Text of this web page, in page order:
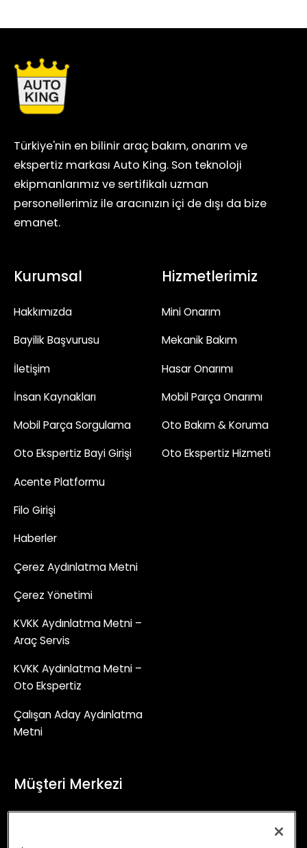
Türkiye'nin en bilinir araç bakım, onarım ve
ekspertiz markası Auto King. Son teknoloji
ekipmanlarımız ve sertifikalı uzman
personellerimiz ile aracınızın içi de dışı da bize
emanet.
Kurumsal
Hakkımızda
Bayilik Başvurusu
İletişim
İnsan Kaynakları
Mobil Parça Sorgulama
Oto Ekspertiz Bayi Girişi
Acente Platformu
Filo Girişi
Haberler
Çerez Aydınlatma Metni
Çerez Yönetimi
KVKK Aydınlatma Metni –
Araç Servis
KVKK Aydınlatma Metni –
Oto Ekspertiz
Çalışan Aday Aydınlatma
Metni
Hizmetlerimiz
Mini Onarım
Mekanik Bakım
Hasar Onarımı
Mobil Parça Onarımı
Oto Bakım & Koruma
Oto Ekspertiz Hizmeti
Müşteri Merkezi